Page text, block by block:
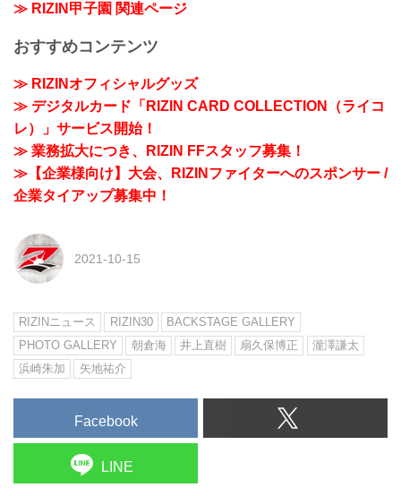
≫ RIZIN甲子園 関連ページ
おすすめコンテンツ
≫ RIZINオフィシャルグッズ
≫ デジタルカード「RIZIN CARD COLLECTION（ライコ
レ）」サービス開始！
≫ 業務拡大につき、RIZIN FFスタッフ募集！
≫【企業様向け】大会、RIZINファイターへのスポンサー /
企業タイアップ募集中！
2021-10-15
RIZINニュース RIZIN30
BACKSTAGE GALLERY
PHOTO GALLERY
朝倉海 井上直樹 扇久保博正
瀧澤謙太
浜崎朱加
矢地祐介
Facebook
LINE